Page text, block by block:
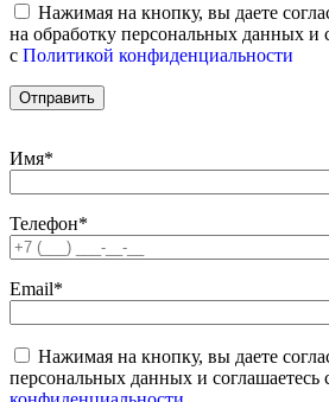
Нажимая на кнопку, вы даете
на обработку персональных данных и
c Политикой конфиденциальности
Имя*
Телефон*
Email*
Нажимая на кнопку, вы даете
персональных данных и соглашаетесь